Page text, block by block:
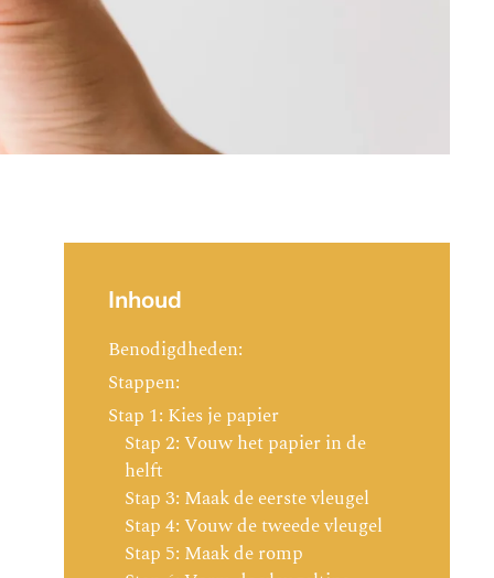
Inhoud
Benodigdheden:
Stappen:
Stap 1: Kies je papier
Stap 2: Vouw het papier in de
helft
Stap 3: Maak de eerste vleugel
Stap 4: Vouw de tweede vleugel
Stap 5: Maak de romp